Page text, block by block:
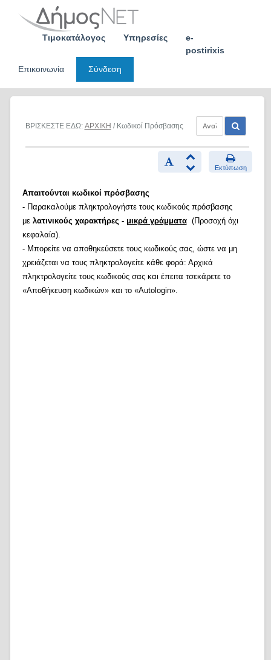
Τιμοκατάλογος Υπηρεσίες
e-
postirixis
Επικοινωνία
Σύνδεση
ΒΡΙΣΚΕΣΤΕ ΕΔΩ: ΑΡΧΙΚΗ / Κωδικοί Πρόσβασης
Εκτύπωση
Απαιτούνται κωδικοί πρόσβασης
- Παρακαλούμε πληκτρολογήστε τους κωδικούς πρόσβασης
με λατινικούς χαρακτήρες - μικρά γράμματα(Προσοχή όχι
κεφαλαία).
- Μπορείτε να αποθηκεύσετε τους κωδικούς σας, ώστε να μη
χρειάζεται να τους πληκτρολογείτε κάθε φορά: Αρχικά
πληκτρολογείτε τους κωδικούς σας και έπειτα τσεκάρετε το
«Αποθήκευση κωδικών» και το «Autologin».